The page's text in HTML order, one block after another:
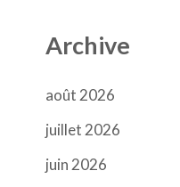
Archive
août 2026
juillet 2026
juin 2026